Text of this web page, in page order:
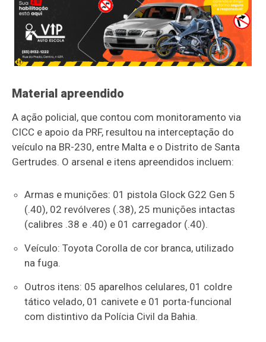
Material apreendido
A ação policial, que contou com monitoramento via
CICC e apoio da PRF, resultou na interceptação do
veículo na BR-230, entre Malta e o Distrito de Santa
Gertrudes. O arsenal e itens apreendidos incluem:
Armas e munições: 01 pistola Glock G22 Gen 5
(.40), 02 revólveres (.38), 25 munições intactas
(calibres .38 e .40) e 01 carregador (.40).
Veículo: Toyota Corolla de cor branca, utilizado
na fuga.
Outros itens: 05 aparelhos celulares, 01 coldre
tático velado, 01 canivete e 01 porta-funcional
com distintivo da Polícia Civil da Bahia.